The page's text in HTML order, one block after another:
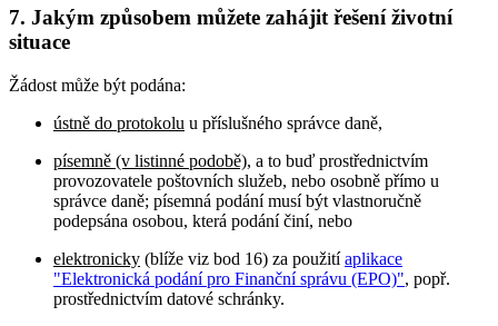
7. Jakým způsobem můžete zahájit řešení životní
situace
Žádost může být podána:
ústně do protokolu u příslušného správce daně,
písemně (v listinné podobě), a to buď prostřednictvím
provozovatele poštovních služeb, nebo osobně přímo u
správce daně; písemná podání musí být vlastnoručně
podepsána osobou, která podání činí, nebo
elektronicky (blíže viz bod 16) za použitíaplikace
"Elektronická podání pro Finanční správu (EPO)", popř.
prostřednictvím datové schránky.